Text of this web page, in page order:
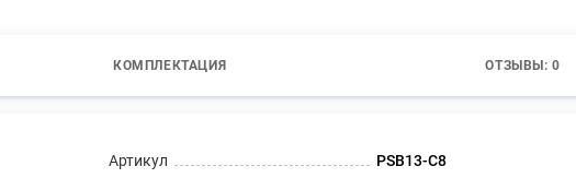
Артикул PSB13-C8
КОМПЛЕКТАЦИЯ ОТЗЫВЫ: 0